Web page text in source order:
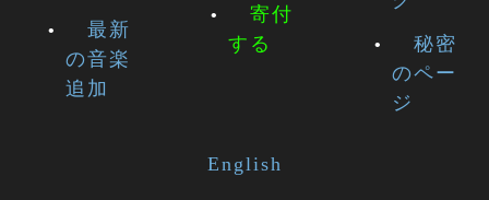
最新
の音楽
追加
寄付
する
秘密
のペー
ジ
English